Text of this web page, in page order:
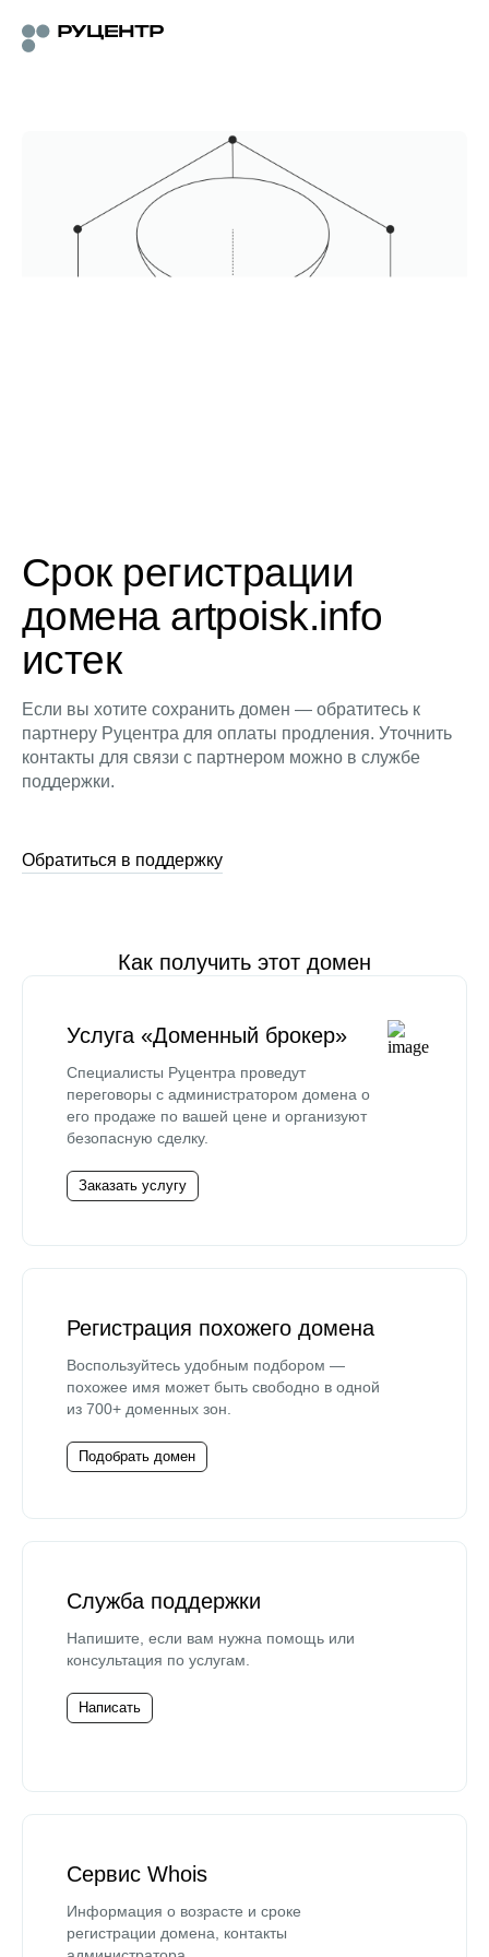
Срок регистрации
домена artpoisk.info
истек
Если вы хотите сохранить домен — обратитесь к
партнеру Руцентра для оплаты продления. Уточнить
контакты для связи с партнером можно в службе
поддержки.
Обратиться в поддержку
Как получить этот домен
Услуга «Доменный брокер»
Специалисты Руцентра проведут
переговоры с администратором домена о
его продаже по вашей цене и организуют
безопасную сделку.
Заказать услугу
Регистрация похожего домена
Воспользуйтесь удобным подбором —
похожее имя может быть свободно в одной
из 700+ доменных зон.
Подобрать домен
Служба поддержки
Напишите, если вам нужна помощь или
консультация по услугам.
Написать
Сервис Whois
Информация о возрасте и сроке
регистрации домена, контакты